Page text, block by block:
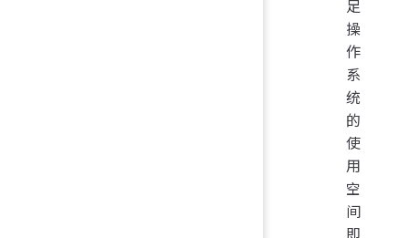
足
操
作
系
统
的
使
用
空
间
即